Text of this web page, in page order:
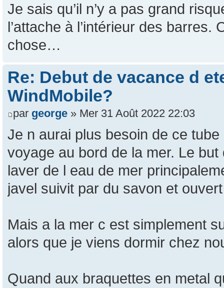
Je sais qu’il n’y a pas grand
l’attache à l’intérieur des barres.
chose…
Re: Debut de vacance d
WindMobile?
par george » Mer 31 Août 2022 22:03
Je n aurai plus besoin de ce
voyage au bord de la mer. Le
laver de l eau de mer
javel suivit par du savon et
Mais a la mer c est simplement
alors que je viens dormir chez
Quand aux braquettes en metal